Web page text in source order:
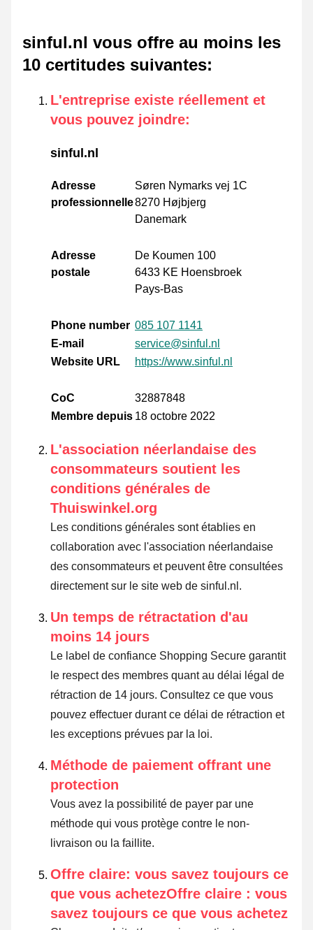
sinful.nl vous offre au moins les
10 certitudes suivantes:
L'entreprise existe réellement et
vous pouvez joindre:
sinful.nl
Adresse
professionnelle
Søren Nymarks vej 1C
8270 Højbjerg
Danemark
Adresse
postale
De Koumen 100
6433 KE Hoensbroek
Pays-Bas
Phone number 085 107 1141
E-mail
service@sinful.nl
Website URL
https://www.sinful.nl
CoC
32887848
Membre depuis 18 octobre 2022
L'association néerlandaise des
consommateurs soutient les
conditions générales de
Thuiswinkel.org
Les conditions générales sont établies en
collaboration avec l'association néerlandaise
des consommateurs et peuvent être consultées
directement sur le site web de sinful.nl.
Un temps de rétractation d'au
moins 14 jours
Le label de confiance Shopping Secure garantit
le respect des membres quant au délai légal de
rétraction de 14 jours. Consultez ce que vous
pouvez effectuer durant ce délai de rétraction et
les exceptions prévues par la loi.
Méthode de paiement offrant une
protection
Vous avez la possibilité de payer par une
méthode qui vous protège contre le non-
livraison ou la faillite.
Offre claire: vous savez toujours ce
que vous achetezOffre claire : vous
savez toujours ce que vous achetez